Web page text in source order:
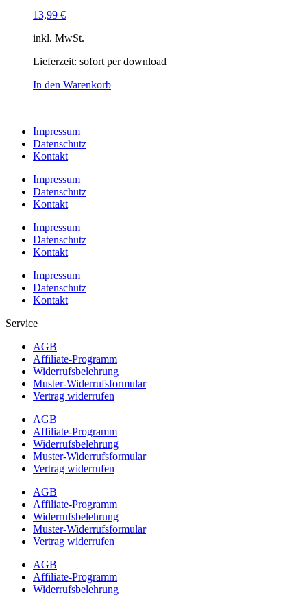
13,99 €
inkl. MwSt.
Lieferzeit: sofort per download
In den Warenkorb
Impressum
Datenschutz
Kontakt
Impressum
Datenschutz
Kontakt
Impressum
Datenschutz
Kontakt
Impressum
Datenschutz
Kontakt
Service
AGB
Affiliate-Programm
Widerrufsbelehrung
Muster-Widerrufsformular
Vertrag widerrufen
AGB
Affiliate-Programm
Widerrufsbelehrung
Muster-Widerrufsformular
Vertrag widerrufen
AGB
Affiliate-Programm
Widerrufsbelehrung
Muster-Widerrufsformular
Vertrag widerrufen
AGB
Affiliate-Programm
Widerrufsbelehrung